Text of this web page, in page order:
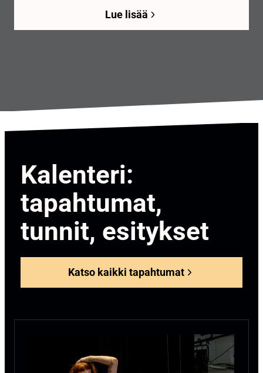
Lue lisää
Kalenteri:
tapahtumat,
tunnit, esitykset
Katso kaikki tapahtumat